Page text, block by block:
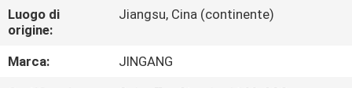
NOI
GIRO
Luogo di
origine:
Jiangsu, Cina (continente)
Marca:
JINGANG